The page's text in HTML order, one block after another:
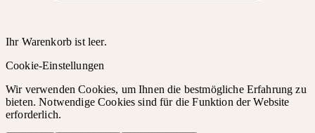
Ihr Warenkorb ist leer.
Cookie-Einstellungen
Wir verwenden Cookies, um Ihnen die bestmögliche Erfahrung zu
bieten. Notwendige Cookies sind für die Funktion der Website
erforderlich.